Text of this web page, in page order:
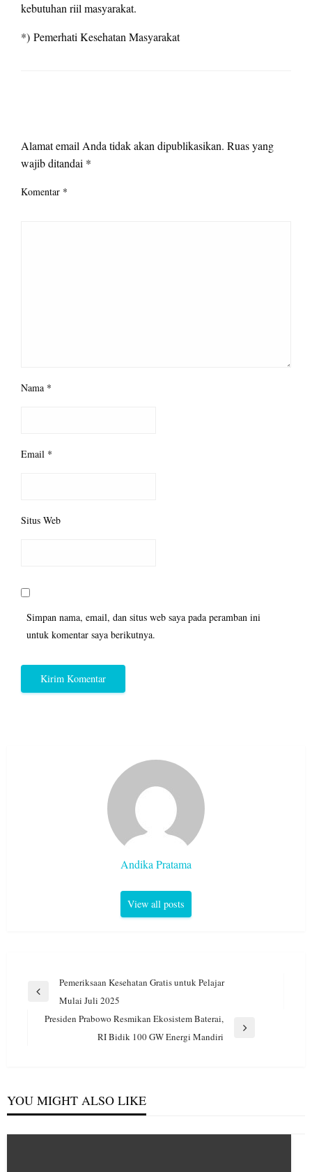
kebutuhan riil masyarakat.
*) Pemerhati Kesehatan Masyarakat
Alamat email Anda tidak akan dipublikasikan. Ruas yang
wajib ditandai *
Komentar *
Nama *
Email *
Situs Web
Simpan nama, email, dan situs web saya pada peramban ini
untuk komentar saya berikutnya.
Andika Pratama
View all posts
Navigasi
Previous
Pemeriksaan Kesehatan Gratis untuk Pelajar
Mulai Juli 2025
Presiden Prabowo Resmikan Ekosistem Baterai,
RI Bidik 100 GW Energi Mandiri
YOU MIGHT ALSO LIKE